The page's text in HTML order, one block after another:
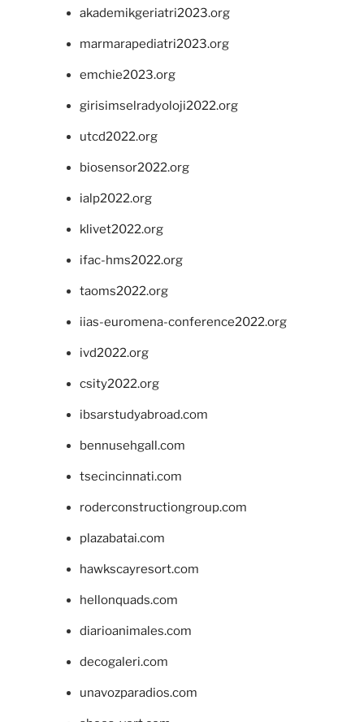
akademikgeriatri2023.org
marmarapediatri2023.org
emchie2023.org
girisimselradyoloji2022.org
utcd2022.org
biosensor2022.org
ialp2022.org
klivet2022.org
ifac-hms2022.org
taoms2022.org
iias-euromena-conference2022.org
ivd2022.org
csity2022.org
ibsarstudyabroad.com
bennusehgall.com
tsecincinnati.com
roderconstructiongroup.com
plazabatai.com
hawkscayresort.com
hellonquads.com
diarioanimales.com
decogaleri.com
unavozparadios.com